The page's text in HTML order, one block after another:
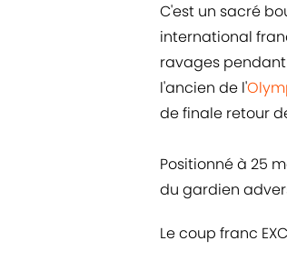
C'est un sacré
international
ravages
l'ancien de l'
de finale retour
Positionné à 25
du gardien
Le coup franc